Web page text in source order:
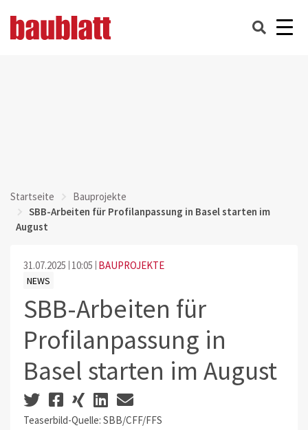
Startseite
Bauprojekte
SBB-Arbeiten für Profilanpassung in Basel starten im
August
31.07.2025 10:05 BAUPROJEKTE
NEWS
SBB-Arbeiten für
Profilanpassung in
Basel starten im August
Teaserbild-Quelle: SBB/CFF/FFS